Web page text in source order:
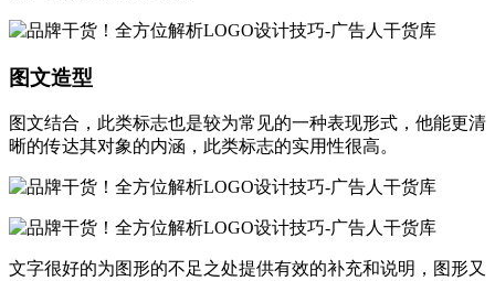
图文造型
图文结合，此类标志也是较为常见的一种表现形式，他能更清
晰的传达其对象的内涵，此类标志的实用性很高。
文字很好的为图形的不足之处提供有效的补充和说明，图形又